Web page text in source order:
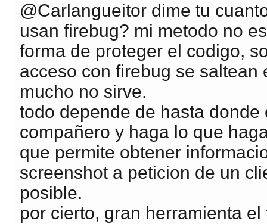
@Carlangueitor dime tu
usan firebug? mi metodo no
forma de proteger el codigo,
acceso con firebug se
mucho no sirve.
todo depende de hasta
compañero y haga lo que
que permite obtener
screenshot a peticion de un
posible.
por cierto, gran herramienta el